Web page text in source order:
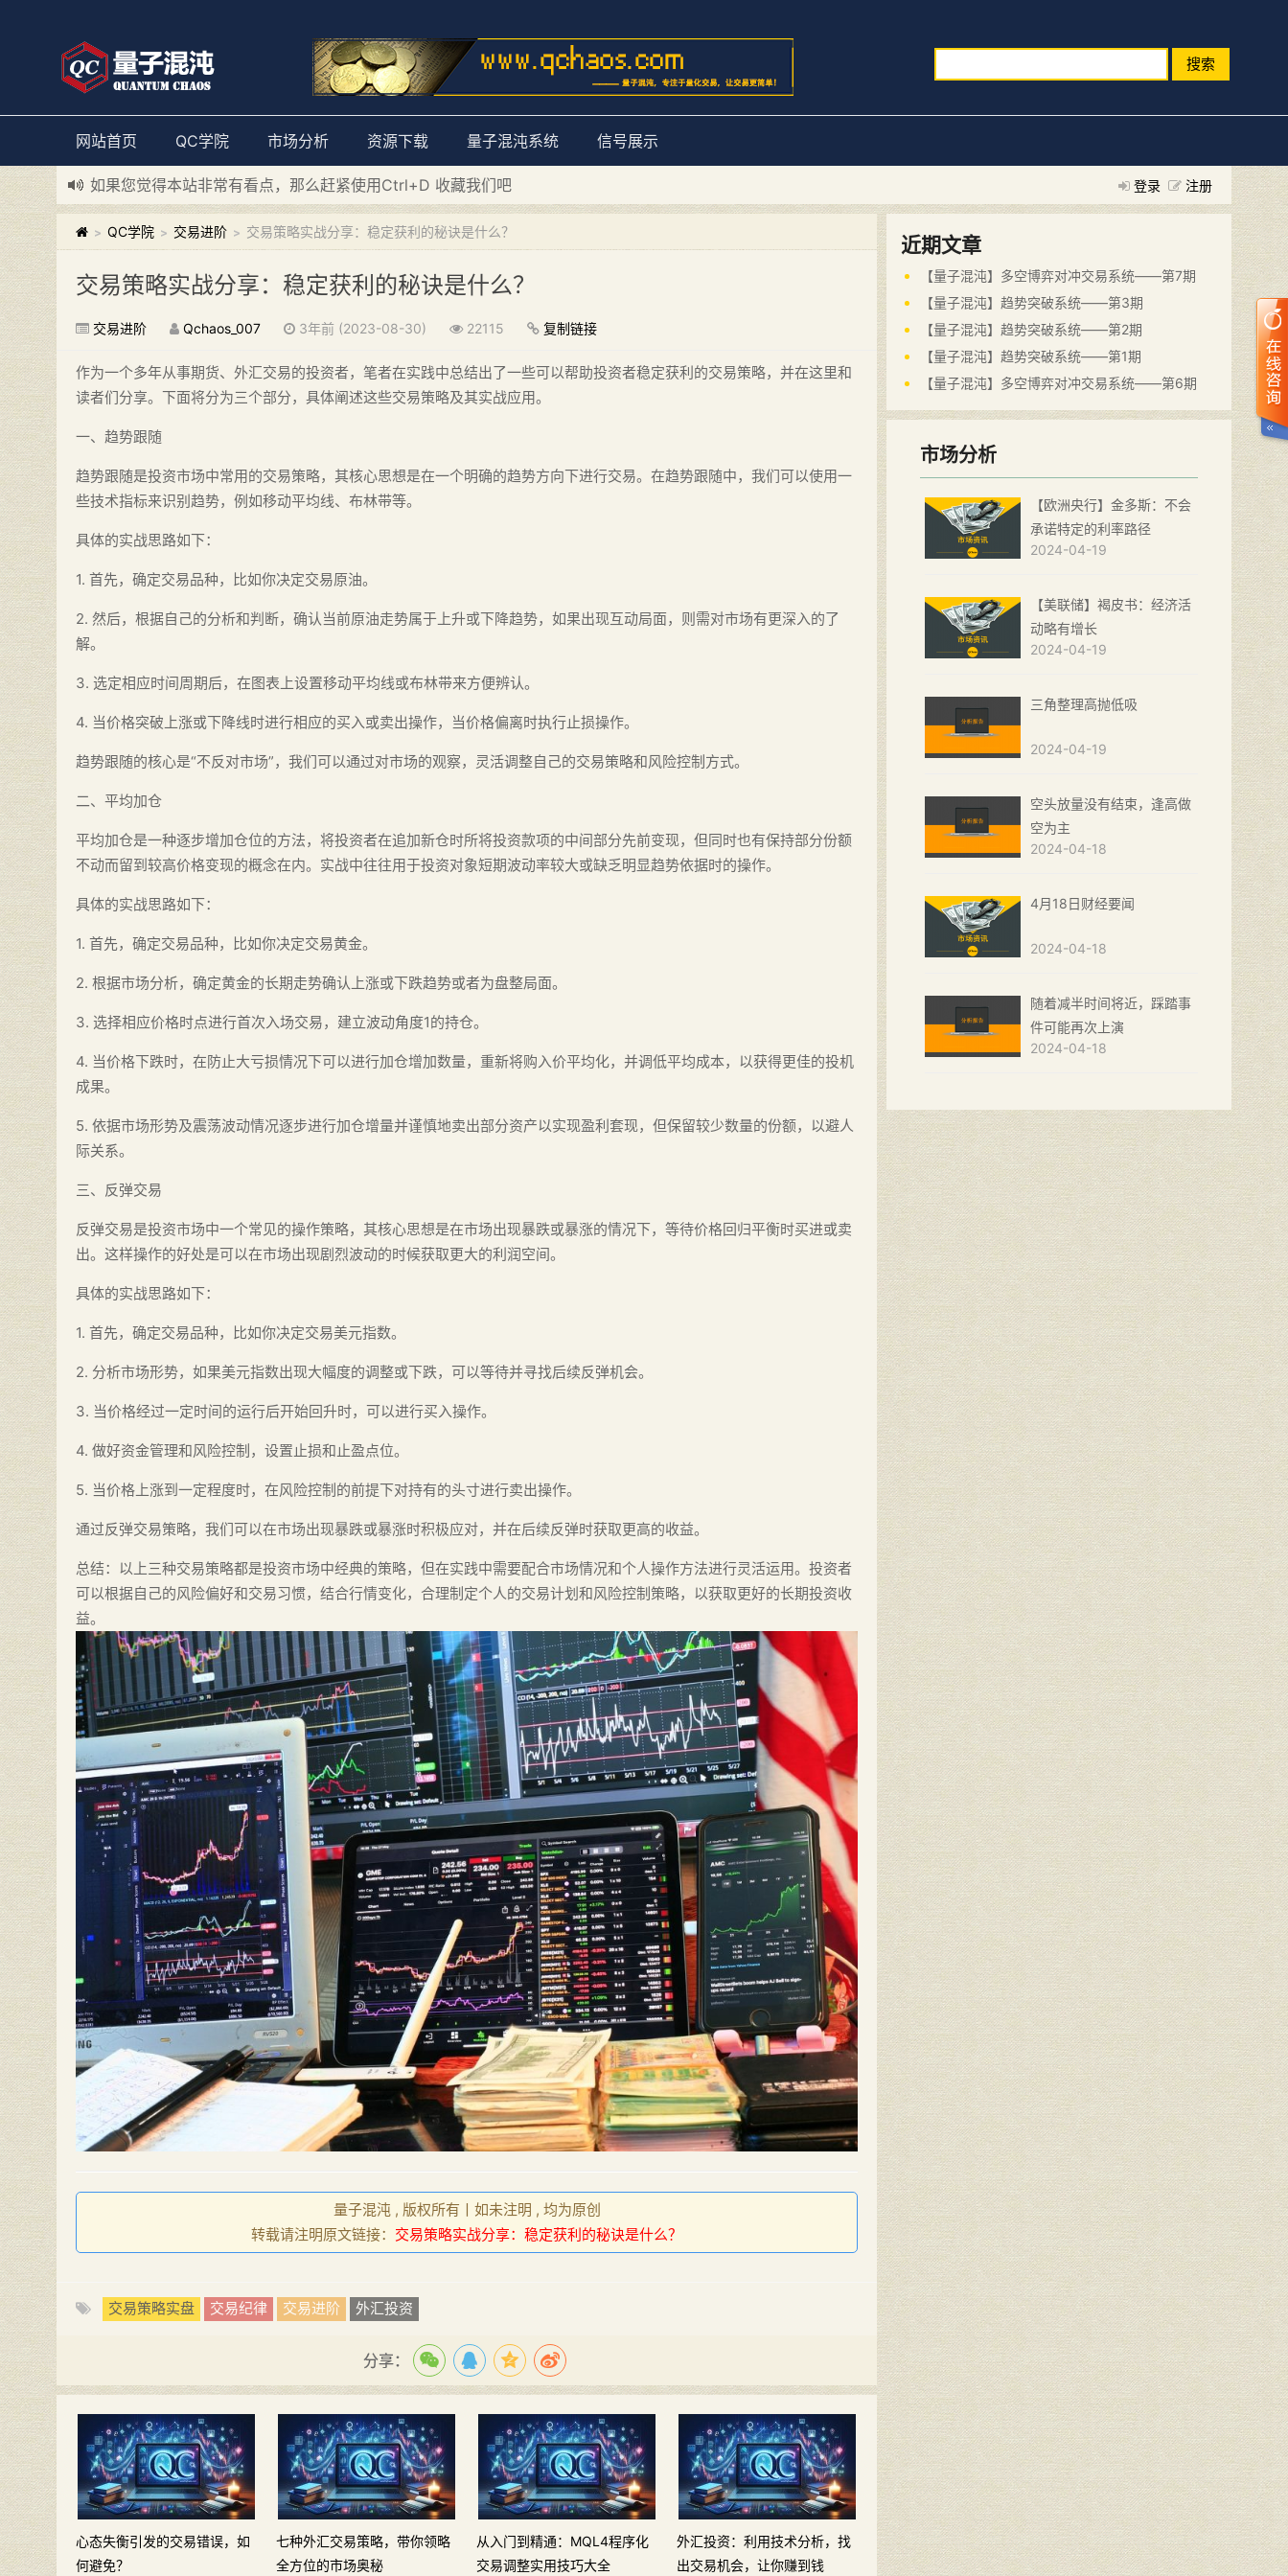
搜索
网站首页 QC学院 市场分析 资源下载 量子混沌系统 信号展示
登录 注册
如果您觉得本站非常有看点，那么赶紧使用Ctrl+D 收藏我们吧
新添加量子混沌系统板块，欢迎大家访问！---“量子混沌系统”
> QC学院 > 交易进阶 > 交易策略实战分享：稳定获利的秘诀是什么？
交易策略实战分享：稳定获利的秘诀是什么？
交易进阶 Qchaos_007 3年前 (2023-08-30) 22115 复制链接
作为一个多年从事期货、外汇交易的投资者，笔者在实践中总结出了一些可以帮助投资者稳定获利的交易策略，并在这里和
读者们分享。下面将分为三个部分，具体阐述这些交易策略及其实战应用。
一、趋势跟随
趋势跟随是投资市场中常用的交易策略，其核心思想是在一个明确的趋势方向下进行交易。在趋势跟随中，我们可以使用一
些技术指标来识别趋势，例如移动平均线、布林带等。
具体的实战思路如下：
1. 首先，确定交易品种，比如你决定交易原油。
2. 然后，根据自己的分析和判断，确认当前原油走势属于上升或下降趋势，如果出现互动局面，则需对市场有更深入的了
解。
3. 选定相应时间周期后，在图表上设置移动平均线或布林带来方便辨认。
4. 当价格突破上涨或下降线时进行相应的买入或卖出操作，当价格偏离时执行止损操作。
趋势跟随的核心是“不反对市场”，我们可以通过对市场的观察，灵活调整自己的交易策略和风险控制方式。
二、平均加仓
平均加仓是一种逐步增加仓位的方法，将投资者在追加新仓时所将投资款项的中间部分先前变现，但同时也有保持部分份额
不动而留到较高价格变现的概念在内。实战中往往用于投资对象短期波动率较大或缺乏明显趋势依据时的操作。
具体的实战思路如下：
1. 首先，确定交易品种，比如你决定交易黄金。
2. 根据市场分析，确定黄金的长期走势确认上涨或下跌趋势或者为盘整局面。
3. 选择相应价格时点进行首次入场交易，建立波动角度1的持仓。
4. 当价格下跌时，在防止大亏损情况下可以进行加仓增加数量，重新将购入价平均化，并调低平均成本，以获得更佳的投机
成果。
5. 依据市场形势及震荡波动情况逐步进行加仓增量并谨慎地卖出部分资产以实现盈利套现，但保留较少数量的份额，以避人
际关系。
三、反弹交易
反弹交易是投资市场中一个常见的操作策略，其核心思想是在市场出现暴跌或暴涨的情况下，等待价格回归平衡时买进或卖
出。这样操作的好处是可以在市场出现剧烈波动的时候获取更大的利润空间。
具体的实战思路如下：
1. 首先，确定交易品种，比如你决定交易美元指数。
2. 分析市场形势，如果美元指数出现大幅度的调整或下跌，可以等待并寻找后续反弹机会。
3. 当价格经过一定时间的运行后开始回升时，可以进行买入操作。
4. 做好资金管理和风险控制，设置止损和止盈点位。
5. 当价格上涨到一定程度时，在风险控制的前提下对持有的头寸进行卖出操作。
通过反弹交易策略，我们可以在市场出现暴跌或暴涨时积极应对，并在后续反弹时获取更高的收益。
总结：以上三种交易策略都是投资市场中经典的策略，但在实践中需要配合市场情况和个人操作方法进行灵活运用。投资者
可以根据自己的风险偏好和交易习惯，结合行情变化，合理制定个人的交易计划和风险控制策略，以获取更好的长期投资收
益。
量子混沌 , 版权所有丨如未注明 , 均为原创
转载请注明原文链接： 交易策略实战分享：稳定获利的秘诀是什么？
交易策略实盘 交易纪律 交易进阶 外汇投资
分享：
心态失衡引发的交易错误，如
何避免？
七种外汇交易策略，带你领略
全方位的市场奥秘
从入门到精通：MQL4程序化
交易调整实用技巧大全
外汇投资：利用技术分析，找
出交易机会，让你赚到钱
近期文章
【量子混沌】多空博弈对冲交易系统——第7期
【量子混沌】趋势突破系统——第3期
【量子混沌】趋势突破系统——第2期
【量子混沌】趋势突破系统——第1期
【量子混沌】多空博弈对冲交易系统——第6期
市场分析
【欧洲央行】金多斯：不会
承诺特定的利率路径
2024-04-19
【美联储】褐皮书：经济活
动略有增长
2024-04-19
三角整理高抛低吸
2024-04-19
空头放量没有结束，逢高做
空为主
2024-04-18
4月18日财经要闻
2024-04-18
随着减半时间将近，踩踏事
件可能再次上演
2024-04-18